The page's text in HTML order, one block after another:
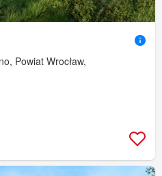
Powiat Wrocław,